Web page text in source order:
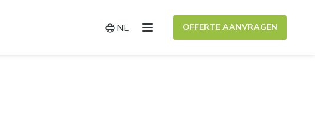
Menu
NL
Switch language
OFFERTE AANVRAGEN